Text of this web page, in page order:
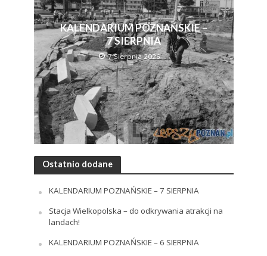
KALENDARIUM POZNAŃSKIE –
7 SIERPNIA
7 Sierpnia 2026
Ostatnio dodane
KALENDARIUM POZNAŃSKIE – 7 SIERPNIA
Stacja Wielkopolska – do odkrywania atrakcji na
landach!
KALENDARIUM POZNAŃSKIE – 6 SIERPNIA